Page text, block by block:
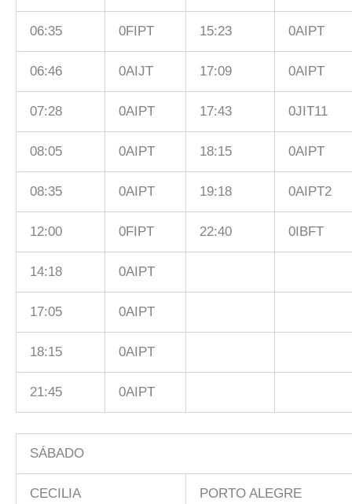
06:35 0FIPT 15:23 0AIPT
06:46 0AIJT 17:09 0AIPT
07:28 0AIPT 17:43 0JIT11
08:05 0AIPT 18:15 0AIPT
08:35 0AIPT 19:18 0AIPT2
12:00 0FIPT 22:40 0IBFT
14:18 0AIPT
17:05 0AIPT
18:15 0AIPT
21:45 0AIPT
SÁBADO
CECILIA PORTO ALEGRE